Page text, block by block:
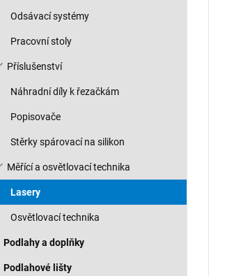
Odsávací systémy
Pracovní stoly
Příslušenství
Náhradní díly k řezačkám
Popisovače
Stěrky spárovací na silikon
Měřící a osvětlovací technika
Lasery
Osvětlovací technika
Podlahy a doplňky
Podlahové lišty